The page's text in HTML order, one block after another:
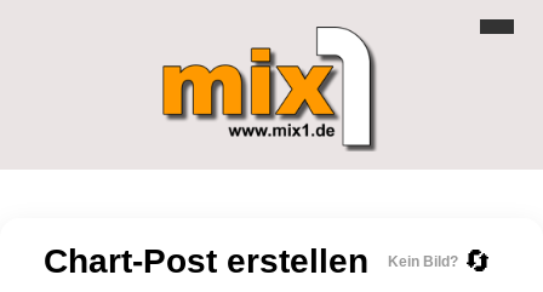
Chart-Post erstellen Kein Bild? 🔄